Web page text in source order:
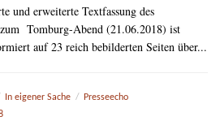
und erweiterte Textfassung des
Tomburg-Abend (21.06.2018) ist
auf 23 reich bebilderten Seiten über...
In eigener Sache / Presseecho